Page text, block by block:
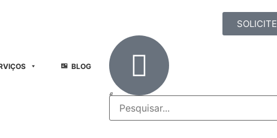
BLOG